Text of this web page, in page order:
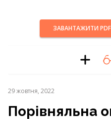
ЗАВАНТАЖИТИ PDF
29 жовтня, 2022
Порівняльна